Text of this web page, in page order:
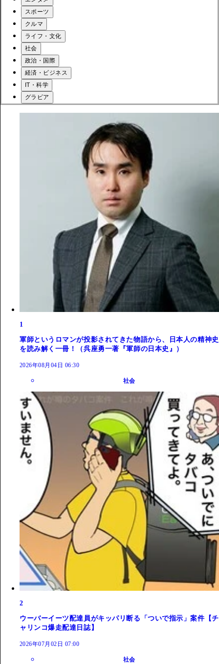
スポーツ
クルマ
ライフ・文化
社会
政治・国際
経済・ビジネス
IT・科学
グラビア
1
軍師というロマンが投影されてきた物語から、日本人の精神史
を読み解く一冊！（呉座勇一著『軍師の日本史』）
2026年08月04日 06:30
社会
2
ウーバーイーツ配達員がキッパリ断る「ついで指示」案件【チ
ャリンコ爆走配達日誌】
2026年07月02日 07:00
社会